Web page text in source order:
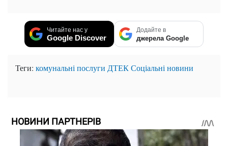
Читайте нас у
Google Discover
Додайте в
джерела Google
Теги: комунальні послуги ДТЕКСоціальні новини
НОВИНИ ПАРТНЕРІВ